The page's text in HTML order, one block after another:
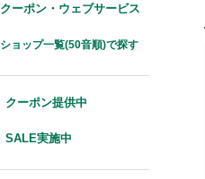
クーポン・ウェブサービス
ショップ一覧(50音順)で探す
クーポン提供中
SALE実施中